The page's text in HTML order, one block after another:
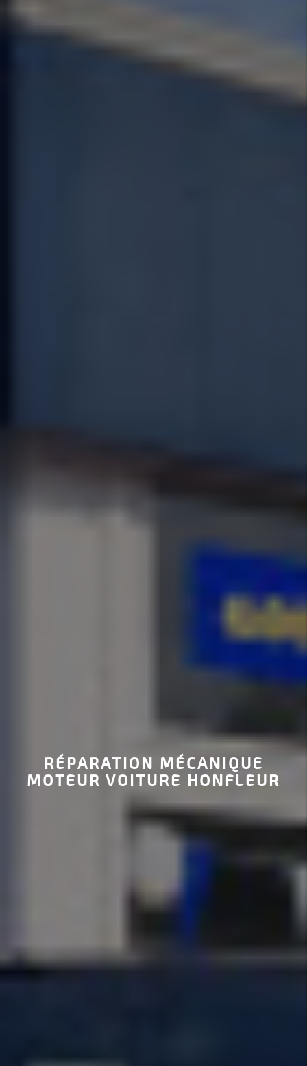
RÉPARATION MÉCANIQUE
MOTEUR VOITURE HONFLEUR